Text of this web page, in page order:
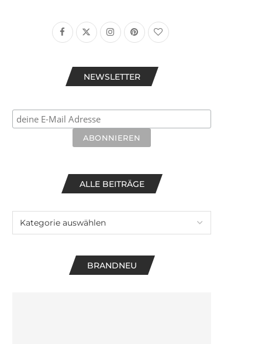
NEWSLETTER
ALLE BEITRÄGE
BRANDNEU